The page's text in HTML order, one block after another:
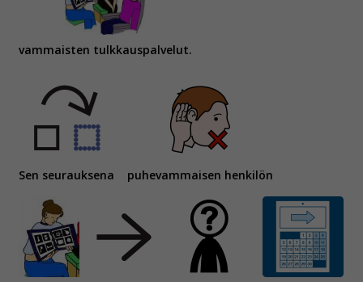
vammaisten tulkkauspalvelut.
Sen seurauksena puhevammaisen henkilön